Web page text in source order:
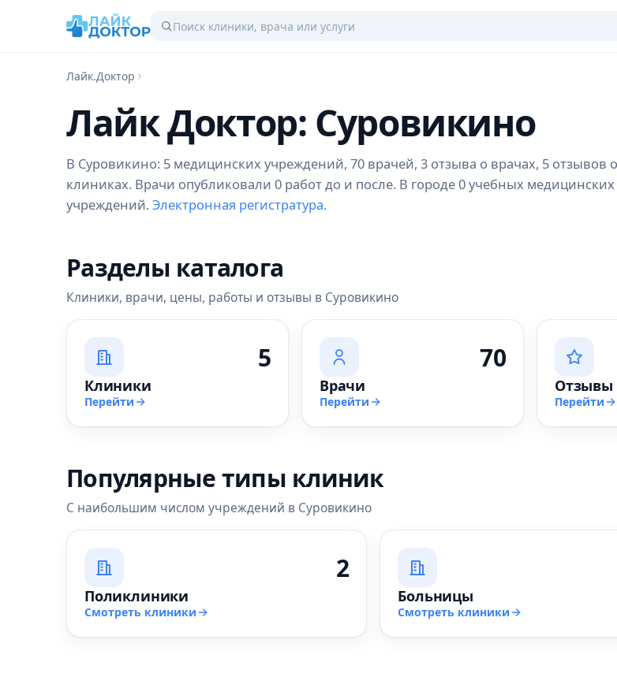
Лайк.Доктор
Лайк Доктор: Суровикино
В Суровикино: 5 медицинских учреждений, 70 врачей, 3 отзыва о врачах, 5 отзывов о
клиниках. Врачи опубликовали 0 работ до и после. В городе 0 учебных медицинских
учреждений. Электронная регистратура.
Разделы каталога
Клиники, врачи, цены, работы и отзывы в Суровикино
5
Клиники
Перейти
70
Врачи
Перейти
Отзывы
Перейти
Популярные типы клиник
С наибольшим числом учреждений в Суровикино
2
Поликлиники
Смотреть клиники
Больницы
Смотреть клиники